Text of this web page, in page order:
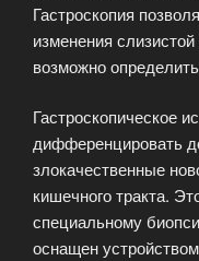
Гастроскопия
изменения
возможно
Гастроскопическое
дифференцировать
злокачественные
кишечного тракта.
специальному
оснащен